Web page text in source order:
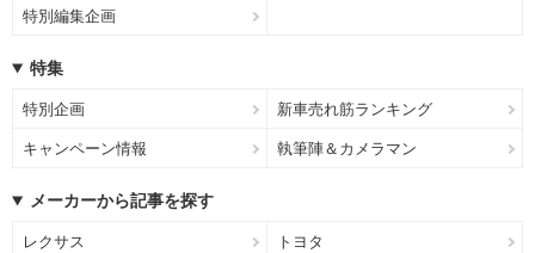
特別編集企画
特集
特別企画 新車売れ筋ランキング
キャンペーン情報 執筆陣＆カメラマン
メーカーから記事を探す
レクサス トヨタ